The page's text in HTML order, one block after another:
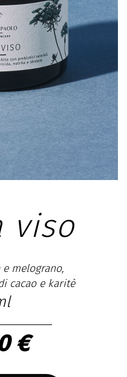
viso
melograno,
cacao e karitè
€